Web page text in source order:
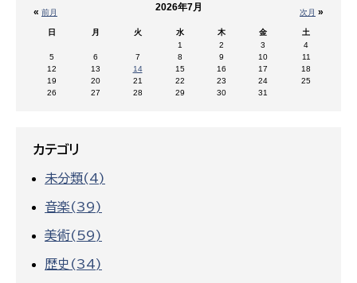
« 前月 次月 »
2026年7月
日 月 火 水 木 金
土
1
2 3
4
5
6 7 8 9 10
11
12
13 14 15 16 17
18
19
20 21 22 23 24
25
26
27 28 29 30 31
カテゴリ
未分類(4)
音楽(39)
美術(59)
歴史(34)